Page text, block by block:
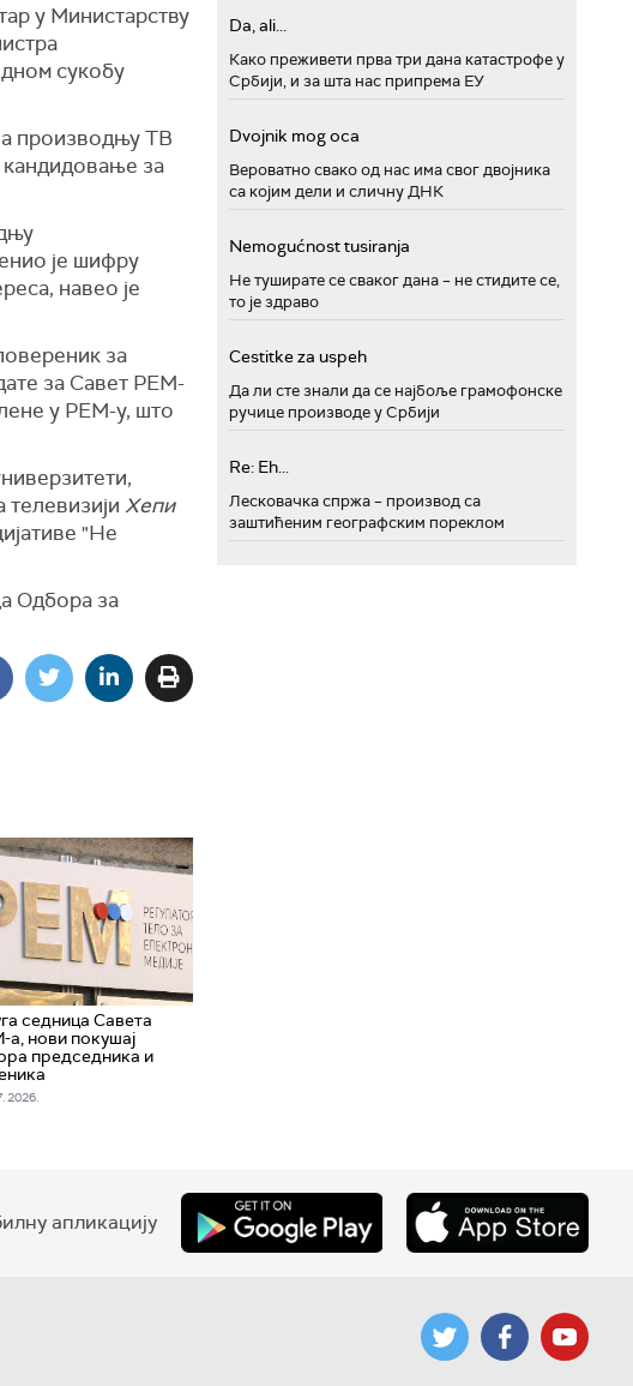
у Министарству
сукобу
производњу ТВ
за
је шифру
навео је
за
за Савет РЕМ-
у РЕМ-у, што
телевизији Хепи
"Не
Одбора за
седница Савета
а, нови покушај
председника и
2026.
Da, ali...
Како преживети прва три дана катастрофе у
Србији, и за шта нас припрема ЕУ
Dvojnik mog oca
Вероватно свако од нас има свог двојника
са којим дели и сличну ДНК
Nemogućnost tusiranja
Не туширате се сваког дана – не стидите се,
то је здраво
Cestitke za uspeh
Да ли сте знали да се најбоље грамофонске
ручице производе у Србији
Re: Eh...
Лесковачка спржа – производ са
заштићеним географским пореклом
апликацију